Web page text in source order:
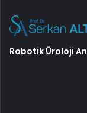
Robotik Üroloji